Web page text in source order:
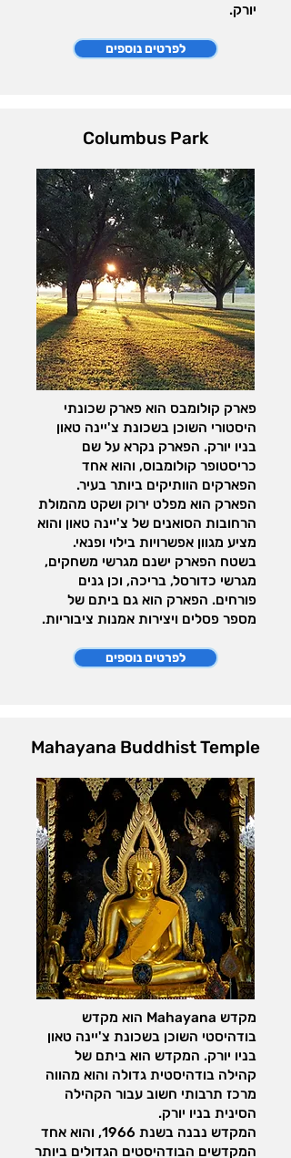
יורק.
לפרטים נוספים
Columbus Park
פארק קולומבס הוא פארק שכונתי
היסטורי השוכן בשכונת צ'יינה טאון
בניו יורק. הפארק נקרא על שם
כריסטופר קולומבוס, והוא אחד
הפארקים הוותיקים ביותר בעיר.
הפארק הוא מפלט ירוק ושקט מהמולת
הרחובות הסואנים של צ'יינה טאון והוא
מציע מגוון אפשרויות בילוי ופנאי.
בשטח הפארק ישנם מגרשי משחקים,
מגרשי כדורסל, בריכה, וכן גנים
פורחים. הפארק הוא גם ביתם של
מספר פסלים ויצירות אמנות ציבוריות.
לפרטים נוספים
Mahayana Buddhist Temple
מקדש Mahayana הוא מקדש
בודהיסטי השוכן בשכונת צ'יינה טאון
בניו יורק. המקדש הוא ביתם של
קהילה בודהיסטית גדולה והוא מהווה
מרכז תרבותי חשוב עבור הקהילה
הסינית בניו יורק.
המקדש נבנה בשנת 1966, והוא אחד
המקדשים הבודהיסטים הגדולים ביותר